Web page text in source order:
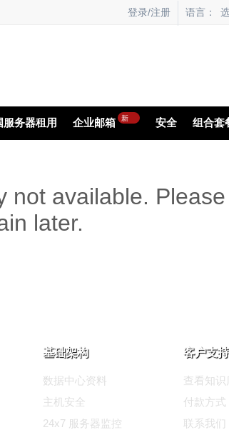
登录/注册 语言：
服务器租用 企业邮箱 新 安全 组合套
not available. Please
later.
基础架构
数据中心资料
主机安全
24x7 服务器监控
客户支持
查看知识
付款方式
联系我们